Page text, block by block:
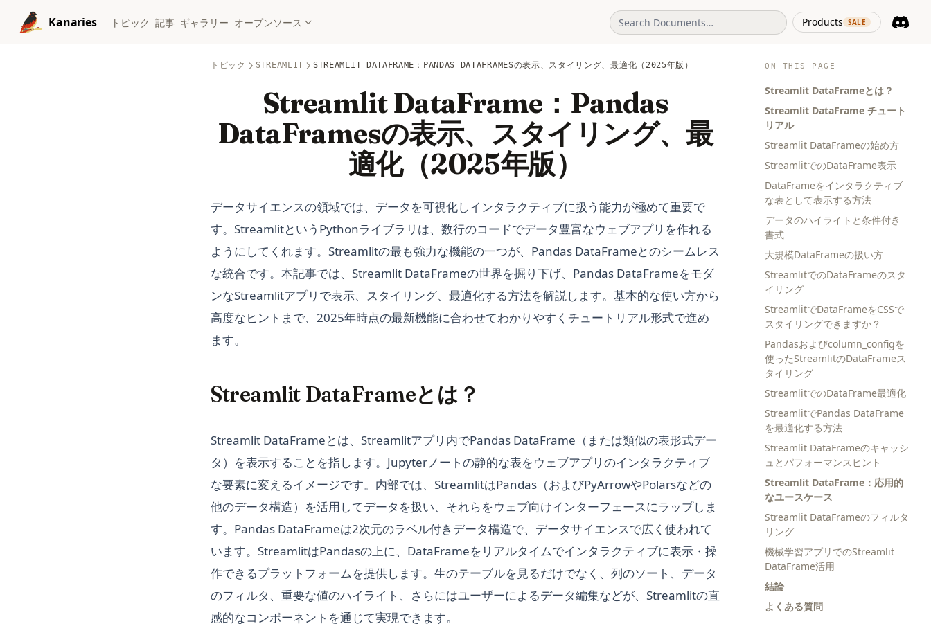
Skip to content
Kanaries
トピック 記事 ギャラリー オープンソース Products SALE
(opens in
ON THIS PAGE
Streamlit DataFrameとは？
Streamlit DataFrame チュート
リアル
Streamlit DataFrameの始め方
StreamlitでのDataFrame表示
DataFrameをインタラクティブ
な表として表示する方法
データのハイライトと条件付き
書式
大規模DataFrameの扱い方
StreamlitでのDataFrameのスタ
イリング
StreamlitでDataFrameをCSSで
スタイリングできますか？
Pandasおよびcolumn_configを
使ったStreamlitのDataFrameス
タイリング
StreamlitでのDataFrame最適化
StreamlitでPandas DataFrame
を最適化する方法
Streamlit DataFrameのキャッシ
ュとパフォーマンスヒント
Streamlit DataFrame：応用的
なユースケース
Streamlit DataFrameのフィルタ
リング
機械学習アプリでのStreamlit
DataFrame活用
結論
よくある質問
トピック STREAMLIT STREAMLIT DATAFRAME：PANDAS DATAFRAMESの表示、スタイリング、最適化（2025年版）
Streamlit DataFrame：Pandas
DataFramesの表示、スタイリング、最
適化（2025年版）
データサイエンスの領域では、データを可視化しインタラクティブに扱う能力が極めて重要で
す。StreamlitというPythonライブラリは、数行のコードでデータ豊富なウェブアプリを作れる
ようにしてくれます。Streamlitの最も強力な機能の一つが、Pandas DataFrameとのシームレス
な統合です。本記事では、Streamlit DataFrameの世界を掘り下げ、Pandas DataFrameをモダ
ンなStreamlitアプリで表示、スタイリング、最適化する方法を解説します。基本的な使い方から
高度なヒントまで、2025年時点の最新機能に合わせてわかりやすくチュートリアル形式で進め
ます。
Streamlit DataFrameとは？
Streamlit DataFrameとは、Streamlitアプリ内でPandas DataFrame（または類似の表形式デー
タ）を表示することを指します。Jupyterノートの静的な表をウェブアプリのインタラクティブ
な要素に変えるイメージです。内部では、StreamlitはPandas（およびPyArrowやPolarsなどの
他のデータ構造）を活用してデータを扱い、それらをウェブ向けインターフェースにラップしま
す。Pandas DataFrameは2次元のラベル付きデータ構造で、データサイエンスで広く使われて
います。StreamlitはPandasの上に、DataFrameをリアルタイムでインタラクティブに表示・操
作できるプラットフォームを提供します。生のテーブルを見るだけでなく、列のソート、データ
のフィルタ、重要な値のハイライト、さらにはユーザーによるデータ編集などが、Streamlitの直
感的なコンポーネントを通じて実現できます。